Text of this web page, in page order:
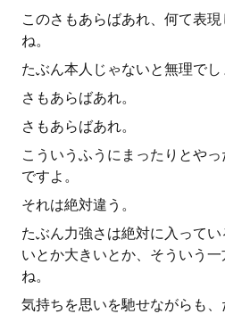
このさもあらばあれ、何て表
ね。
たぶん本人じゃないと無理でし
さもあらばあれ。
さもあらばあれ。
こういうふうにまったりとや
ですよ。
それは絶対違う。
たぶん力強さは絶対に入って
いとか大きいとか、そういう
ね。
気持ちを思いを馳せながらも